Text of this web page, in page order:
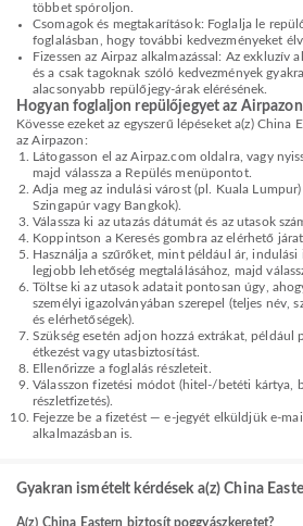
többet spóroljon.
Csomagok és megtakarítások: Foglalja le
foglalásban, hogy további kedvezményeket
Fizessen az Airpaz alkalmazással: Az exkluzív
és a csak tagoknak szóló kedvezmények
alacsonyabb repülőjegy-árak elérésének.
Hogyan foglaljon repülőjegyet az Airpazon
Kövesse ezeket az egyszerű lépéseket a(z) China
az Airpazon:
Látogasson el az Airpaz.com oldalra, vagy
majd válassza a Repülés menüpontot.
Adja meg az indulási várost (pl. Kuala Lumpur)
Szingapúr vagy Bangkok).
Válassza ki az utazás dátumát és az utasok
Koppintson a Keresés gombra az elérhető
Használja a szűrőket, mint például ár,
legjobb lehetőség megtalálásához, majd
Töltse ki az utasok adatait pontosan úgy,
személyi igazolványában szerepel (teljes név,
és elérhetőségek).
Szükség esetén adjon hozzá extrákat, például
étkezést vagy utasbiztosítást.
Ellenőrizze a foglalás részleteit.
Válasszon fizetési módot (hitel-/betéti kártya,
részletfizetés).
Fejezze be a fizetést — e-jegyét elküldjük e-
alkalmazásban is.
Gyakran ismételt kérdések a(z) China
A(z) China Eastern biztosít poggyászkeretet?